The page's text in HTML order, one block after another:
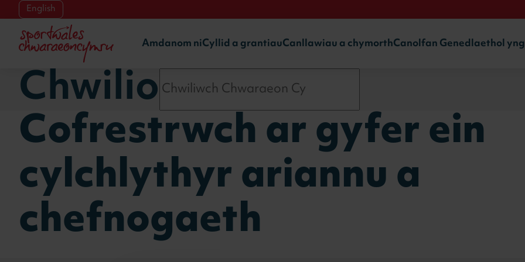
Skip to main content
English
Amdanom niCyllid a grantiauCanllawiau a chymorthCanolfan Genedlaethol
Chwilio
Cofrestrwch ar gyfer ein
cylchlythyr ariannu a
chefnogaeth